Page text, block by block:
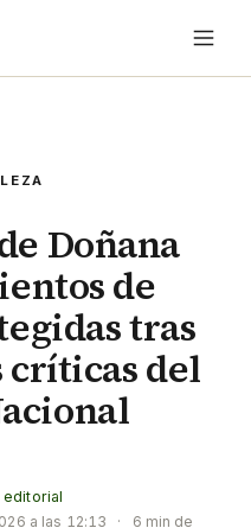
Doñana
de
tras
críticas del
a las 12:13 ·
6 min de